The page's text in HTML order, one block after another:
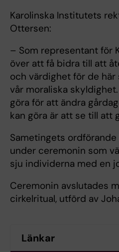
Karolinska Institutets
Ottersen:
– Som representant för
över att få bidra till att
och värdighet för de
vår moraliska
göra för att ändra
kan göra är att se till att
Sametingets ordförande
under ceremonin som
sju individerna med en
Ceremonin avslutades
cirkelritual, utförd av
Länkar